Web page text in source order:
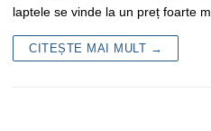
laptele se vinde la un preț foarte
CITEȘTE MAI MULT →